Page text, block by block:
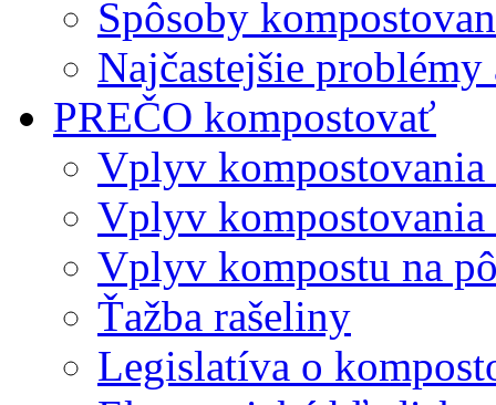
Spôsoby
Najčastejšie problémy
PREČO kompostovať
Vplyv kompostovania
Vplyv
Vplyv kompostu na
Ťažba rašeliny
Legislatíva o